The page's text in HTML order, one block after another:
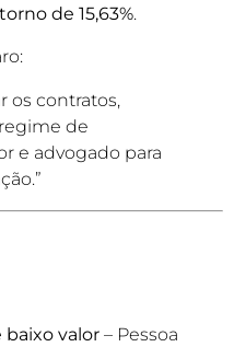
de 15,63%.
os contratos,
de
e advogado para
baixo valor – Pessoa